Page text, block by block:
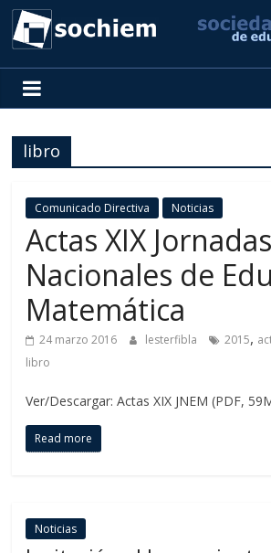
SOCHIEM
Sociedad
Chilena
de
Matemática
libro
Comunicado Directiva Noticias
Actas XIX Jornadas
Nacionales de
Matemática
24 marzo 2016 lesterfibla 2015,
libro
Ver/Descargar: Actas XIX JNEM (PDF,
Read more
Noticias